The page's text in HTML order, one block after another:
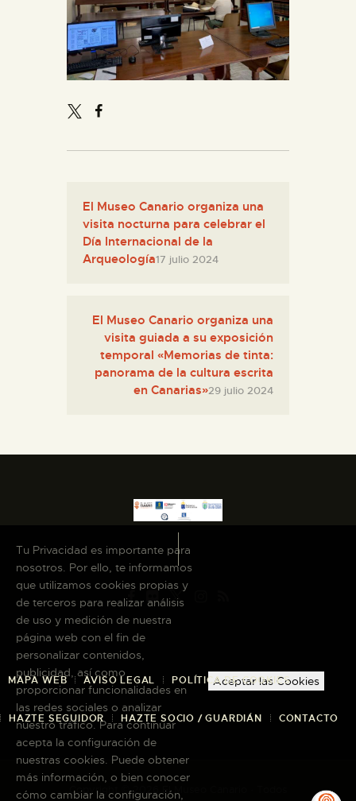
COLECCIONES
DIDÁCTICA
ESPAÑOL
El Museo Canario organiza una
visita nocturna para celebrar el
Día Internacional de la
Arqueología17 julio 2024
El Museo Canario organiza una
visita guiada a su exposición
temporal «Memorias de tinta:
panorama de la cultura escrita
en Canarias»29 julio 2024
MAPA WEB AVISO LEGAL POLÍTICA DE COOKIES
HAZTE SEGUIDOR HAZTE SOCIO / GUARDIÁN CONTACTO
Copyright © 2026 El Museo Canario · Todos
Tu Privacidad es importante para
nosotros. Por ello, te informamos
que utilizamos cookies propias y
de terceros para realizar análisis
de uso y medición de nuestra
página web con el fin de
personalizar contenidos,
publicidad, así como
proporcionar funcionalidades en
las redes sociales o analizar
nuestro tráfico. Para continuar
acepta la configuración de
nuestras cookies. Puede obtener
más información, o bien conocer
cómo cambiar la configuración,
Aceptar las Cookies